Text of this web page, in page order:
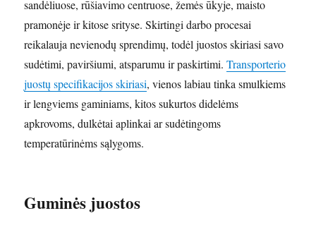
sandėliuose, rūšiavimo centruose, žemės ūkyje, maisto
pramonėje ir kitose srityse. Skirtingi darbo procesai
reikalauja nevienodų sprendimų, todėl juostos skiriasi savo
sudėtimi, paviršiumi, atsparumu ir paskirtimi.Transporterio
juostų specifikacijos skiriasi, vienos labiau tinka smulkiems
ir lengviems gaminiams, kitos sukurtos didelėms
apkrovoms, dulkėtai aplinkai ar sudėtingoms
temperatūrinėms sąlygoms.
Guminės juostos